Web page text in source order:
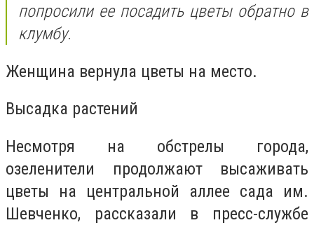
попросили ее посадить цветы обратно в
клумбу.
Женщина вернула цветы на место.
Высадка растений
Несмотря на обстрелы города,
озеленители продолжают высаживать
цветы на центральной аллее сада им.
Шевченко, рассказали в пресс-службе